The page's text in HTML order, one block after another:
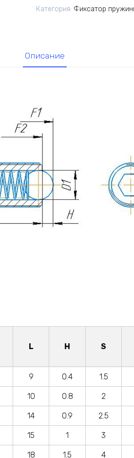
Категория: Фиксатор
Описание
L H S
9 0.4 1.5
10 0.8 2
14 0.9 2.5
15 1 3
18 1.5 4